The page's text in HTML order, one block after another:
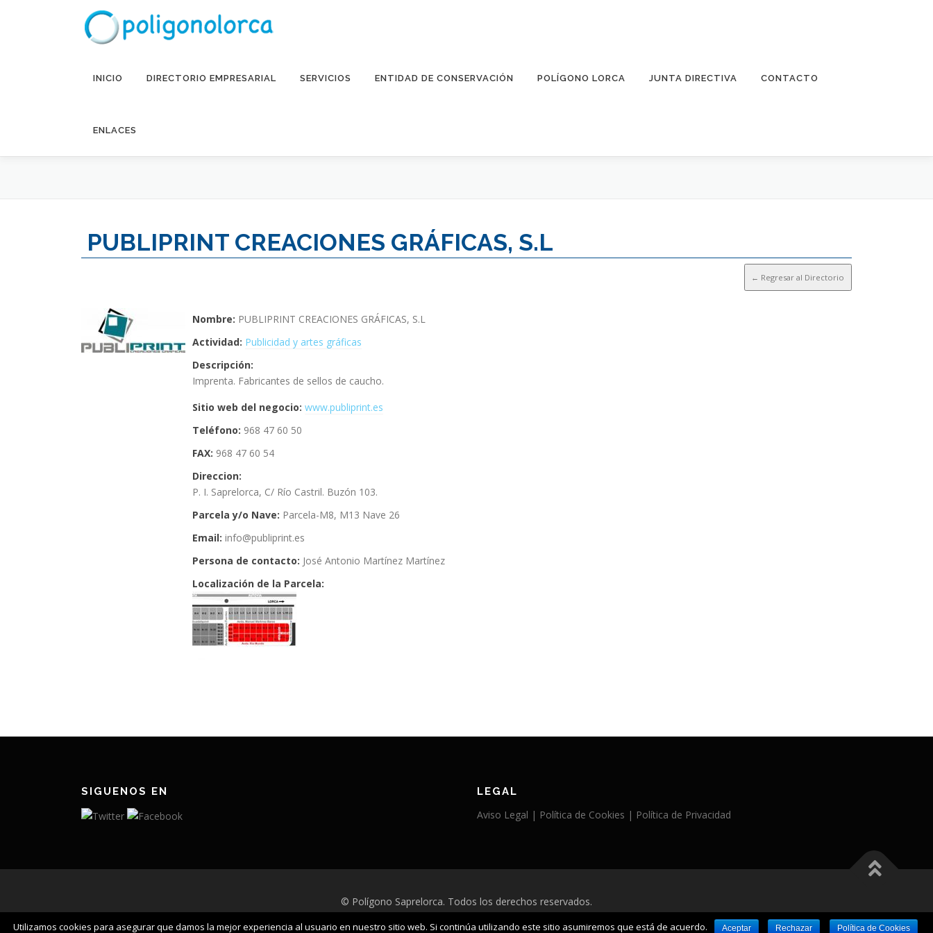
INICIO DIRECTORIO EMPRESARIAL SERVICIOS ENTIDAD DE CONSERVACIÓN POLÍGONO LORCA JUNTA DIRECTIVA CONTACTO
ENLACES
PUBLIPRINT CREACIONES GRÁFICAS, S.L
Nombre: PUBLIPRINT CREACIONES GRÁFICAS, S.L
Actividad: Publicidad y artes gráficas
Descripción:
Imprenta. Fabricantes de sellos de caucho.
Sitio web del negocio: www.publiprint.es
Teléfono: 968 47 60 50
FAX: 968 47 60 54
Direccion:
P. I. Saprelorca, C/ Río Castril. Buzón 103.
Parcela y/o Nave: Parcela-M8, M13 Nave 26
Email: info@publiprint.es
Persona de contacto: José Antonio Martínez Martínez
Localización de la Parcela:
SIGUENOS EN LEGAL
Aviso Legal | Política de Cookies | Política de Privacidad
© Polígono Saprelorca. Todos los derechos reservados.
Utilizamos cookies para asegurar que damos la mejor experiencia al usuario en nuestro sitio web. Si continúa utilizando este sitio asumiremos que está de acuerdo. Aceptar Rechazar Política de Cookies